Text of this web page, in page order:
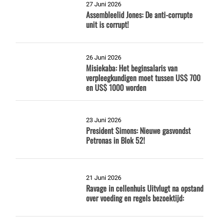
27 Juni 2026
Assembleelid Jones: De anti-corrupte
unit is corrupt!
26 Juni 2026
Misiekaba: Het beginsalaris van
verpleegkundigen moet tussen US$ 700
en US$ 1000 worden
23 Juni 2026
President Simons: Nieuwe gasvondst
Petronas in Blok 52!
21 Juni 2026
Ravage in cellenhuis Uitvlugt na opstand
over voeding en regels bezoektijd: